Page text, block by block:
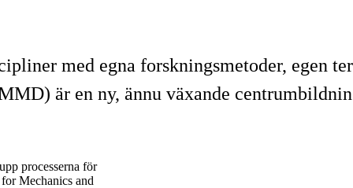
med egna forskningsmetoder, egen
är en ny, ännu växande
processerna för
Mechanics and